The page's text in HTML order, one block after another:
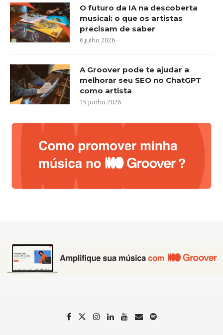
O futuro da IA na descoberta
musical: o que os artistas
precisam de saber
6 julho 2026
A Groover pode te ajudar a
melhorar seu SEO no ChatGPT
como artista
15 junho 2026